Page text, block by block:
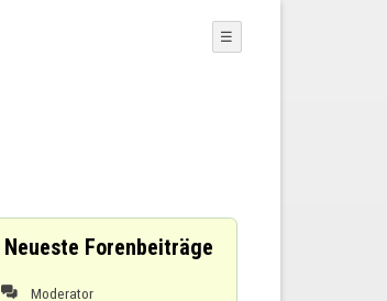
☰
Neueste Forenbeiträge
 Moderator